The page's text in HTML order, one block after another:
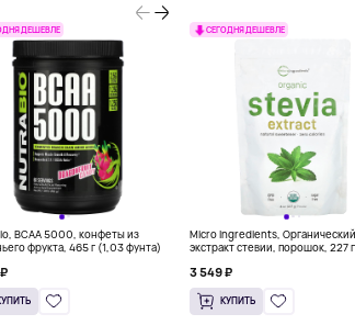
ДЕШЕВЛЕ
BCAA 5000, конфеты из
фрукта, 465 г (1,03 фунта)
СЕГОДНЯ ДЕШЕВЛЕ
Micro Ingredients, Органический
экстракт стевии, порошок, 227
3 549 ₽
КУПИТЬ